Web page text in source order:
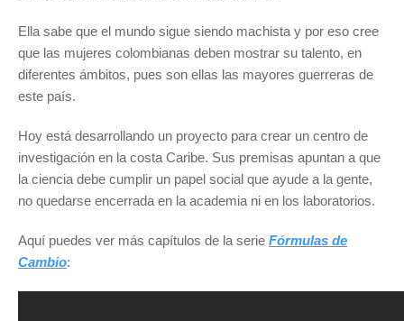
Ella sabe que el mundo sigue siendo machista y por eso cree
que las mujeres colombianas deben mostrar su talento, en
diferentes ámbitos, pues son ellas las mayores guerreras de
este país.
Hoy está desarrollando un proyecto para crear un centro de
investigación en la costa Caribe. Sus premisas apuntan a que
la ciencia debe cumplir un papel social que ayude a la gente,
no quedarse encerrada en la academia ni en los laboratorios.
Aquí puedes ver más capítulos de la serie Fórmulas de
Cambio: